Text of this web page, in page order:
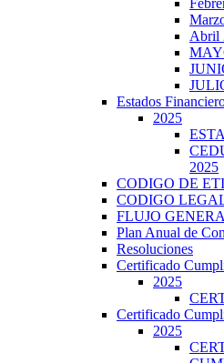
Abril
Estados
2025
2025
CODIGO DE
CODIGO
FLUJO
Plan Anual de
Resoluciones
Certificado
2025
Certificado
2025